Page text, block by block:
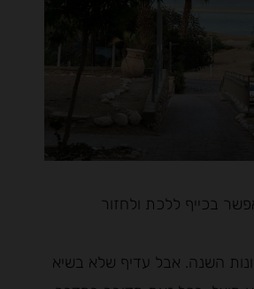
בכייף ללכת ולחזור
השנה. אבל עדיף שלא בשיא